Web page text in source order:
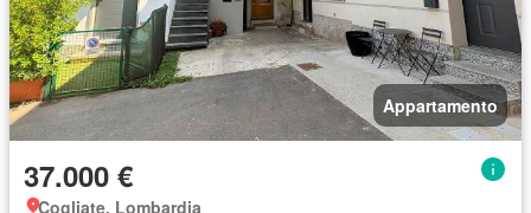
Appartamento
37.000 €
Cogliate, Lombardia